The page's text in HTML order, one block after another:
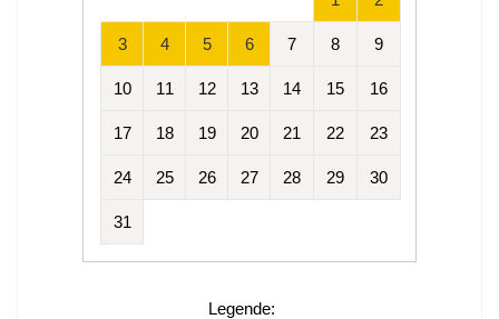
3 4 5 6 7 8 9
10 11 12 13 14 15 16
17 18 19 20 21 22 23
24 25 26 27 28 29 30
31
Legende: